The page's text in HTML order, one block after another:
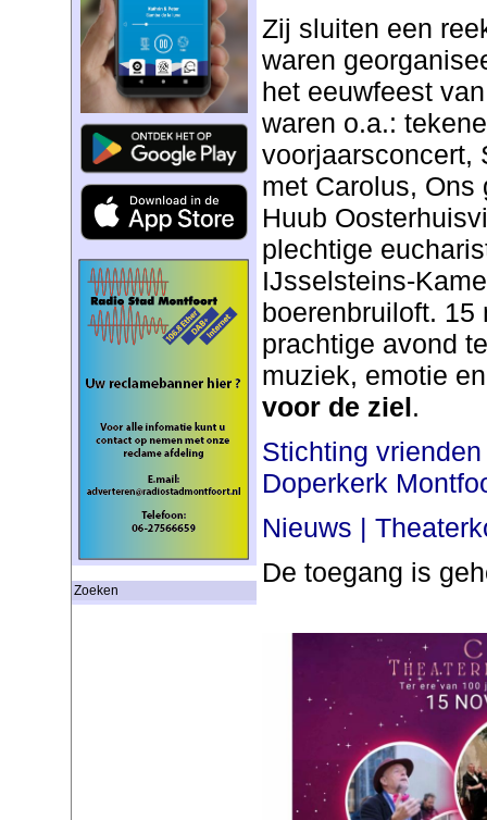
Zoeken
Zij sluiten een
waren
het eeuwfeest
waren o.a.:
voorjaarsconcert,
met Carolus, Ons
Huub
plechtige
IJsselsteins-
boerenbruiloft. 15
prachtige avond
muziek, emotie
voor de ziel.
Stichting
Doperkerk
Nieuws |
De toegang is